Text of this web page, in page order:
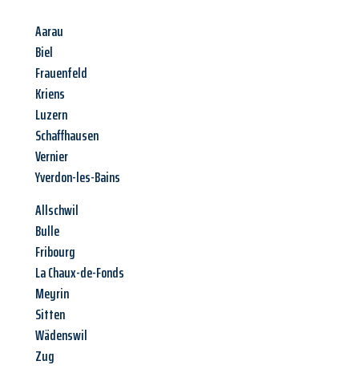
Aarau
Biel
Frauenfeld
Kriens
Luzern
Schaffhausen
Vernier
Yverdon-les-Bains
Allschwil
Bulle
Fribourg
La Chaux-de-Fonds
Meyrin
Sitten
Wädenswil
Zug